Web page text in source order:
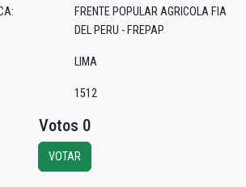
FRENTE POPULAR AGRICOLA FIA
DEL PERU - FREPAP
LIMA
1512
Votos 0
VOTAR